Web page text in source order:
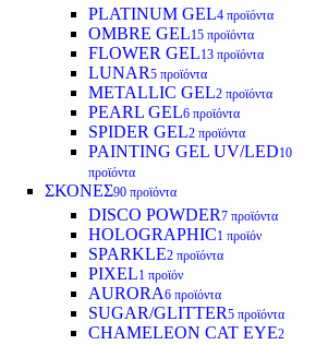
PLATINUM GEL4 προϊόντα
OMBRE GEL15 προϊόντα
FLOWER GEL13 προϊόντα
LUNAR5 προϊόντα
METALLIC GEL2 προϊόντα
PEARL GEL6 προϊόντα
SPIDER GEL2 προϊόντα
PAINTING GEL UV/LED10
προϊόντα
ΣΚΟΝΕΣ90 προϊόντα
DISCO POWDER7 προϊόντα
HOLOGRAPHIC1 προϊόν
SPARKLE2 προϊόντα
PIXEL1 προϊόν
AURORA6 προϊόντα
SUGAR/GLITTER5 προϊόντα
CHAMELEON CAT EYE2